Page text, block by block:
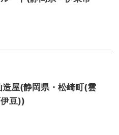
造屋(静岡県・松崎町(雲
豆))